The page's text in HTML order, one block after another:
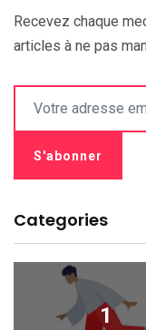
Recevez chaque
articles à ne pas
Categories
1